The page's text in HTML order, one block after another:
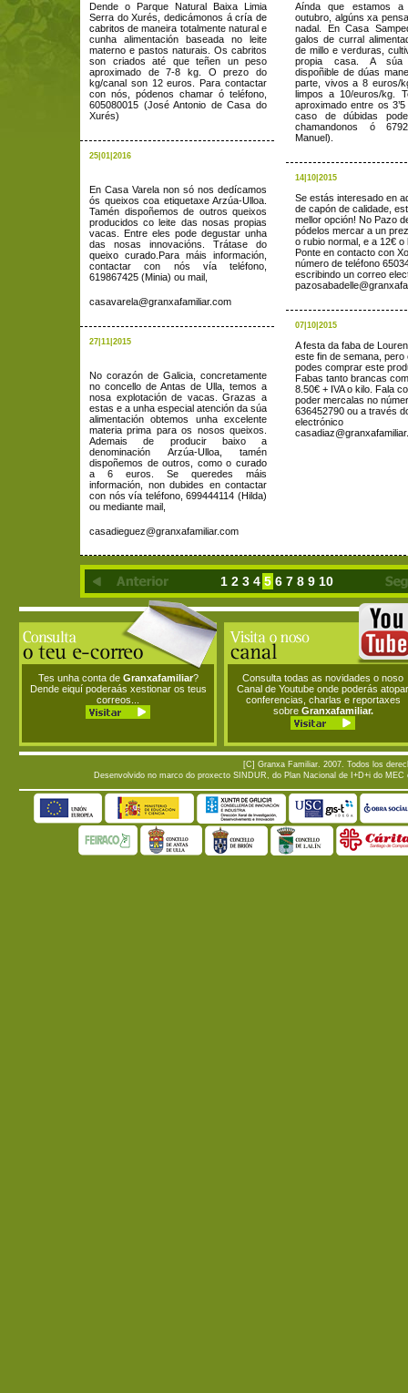
Aínda que estamos a
outubro, algúns xa
nadal. En Casa
galos de curral
de millo e verduras,
propia casa. A súa
dispoñible de dúas
parte, vivos a 8 euros/
limpos a 10/euros/kg.
aproximado entre os
caso de dúbidas
chamandonos ó
Manuel).
14|10|2015
Se estás interesado en
de capón de calidade,
mellor opción! No Pazo
pódelos mercar a un
o rubio normal, e a 12€ o
Ponte en contacto con
número de teléfono
escribindo un correo
07|10|2015
A festa da faba de
este fin de semana,
podes comprar este
Fabas tanto brancas
8.50€ + IVA o kilo. Fala
poder mercalas no
636452790 ou a través
electrónico
Dende o Parque Natural Baixa Limia
Serra do Xurés, dedicámonos ácría de
cabritos de maneira totalmente natural e
cunha alimentación baseada no leite
materno e pastos naturais. Os cabritos
son criados até que teñen un peso
aproximado de 7-8 kg. O prezo do
kg/canal son 12 euros. Para contactar
con nós, pódenos chamar ó teléfono,
605080015 (José Antonio de Casa do
Xurés)
25|01|2016
En Casa Varela non só nos dedícamos
ós queixos coa etiquetaxe Arzúa-Ulloa.
Tamén dispoñemos de outros queixos
producidos co leite das nosas propias
vacas. Entre eles pode degustar unha
das nosas innovacións. Trátase do
queixo curado. Para máis información,
contactar con nós vía teléfono,
619867425 (Minia) ou mail,
casavarela@granxafamiliar.com
27|11|2015
No corazón de Galicia, concretamente
no concello de Antas de Ulla, temos a
nosa explotación de vacas. Grazas a
estas e a unha especial atención da súa
alimentación obtemos unha excelente
materia prima para os nosos queixos.
Ademais de producir baixo a
denominación Arzúa-Ulloa, tamén
dispoñemos de outros, como o curado
a 6 euros. Se queredes máis
información, non dubides en contactar
con nós vía teléfono, 699444114 (Hilda)
ou mediante mail,
casadieguez@granxafamiliar.com
1 2 3 4 5 6 7 8 9 10
Tes unha conta de Granxafamiliar?
Dende eiquí poderaás xestionar os teus
correos...
Consulta todas as novidades o noso
Canal de Youtube onde poderás atopar
conferencias, charlas e reportaxes
sobre Granxafamiliar.
[C] Granxa Familiar. 2007. Todos los
Desenvolvido no marco do proxecto SINDUR, do Plan Nacional de I+D+i do